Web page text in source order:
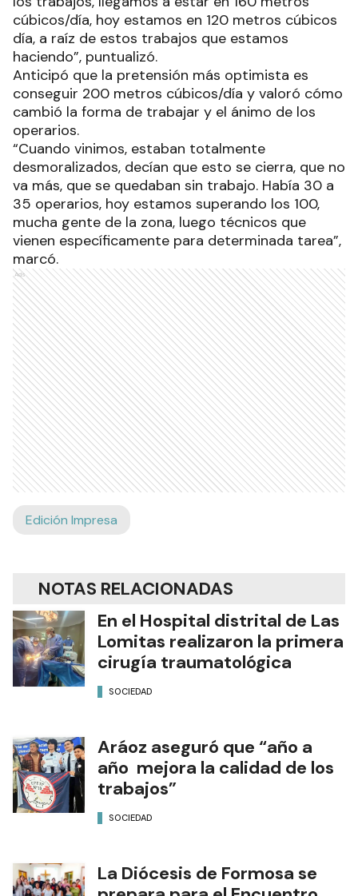
cúbicos/día, hoy estamos en 120 metros cúbicos
día, a raíz de estos trabajos que estamos
haciendo”, puntualizó.
Anticipó que la pretensión más optimista es
conseguir 200 metros cúbicos/día y valoró cómo
cambió la forma de trabajar y el ánimo de los
operarios.
“Cuando vinimos, estaban totalmente
desmoralizados, decían que esto se cierra, que no
va más, que se quedaban sin trabajo. Había 30 a
35 operarios, hoy estamos superando los 100,
mucha gente de la zona, luego técnicos que
vienen específicamente para determinada tarea”,
marcó.
Ads
Edición Impresa
NOTAS RELACIONADAS
En el Hospital distrital de Las
Lomitas realizaron la primera
cirugía traumatológica
SOCIEDAD
Aráoz aseguró que “año a
año mejora la calidad de los
trabajos”
SOCIEDAD
La Diócesis de Formosa se